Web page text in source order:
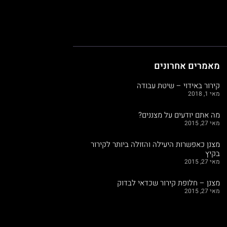
מאמרים אחרונים
קירור באידוי – שיטת עבודה
מאי 1, 2018
מה אתם יודעים על מצננים?
מאי 27, 2015
מצנן כאפשרות היעילה והזולה ביותר לקירור
בקיץ
מאי 27, 2015
מצנן – חלופת קירור שכדאי לבדוק
מאי 27, 2015